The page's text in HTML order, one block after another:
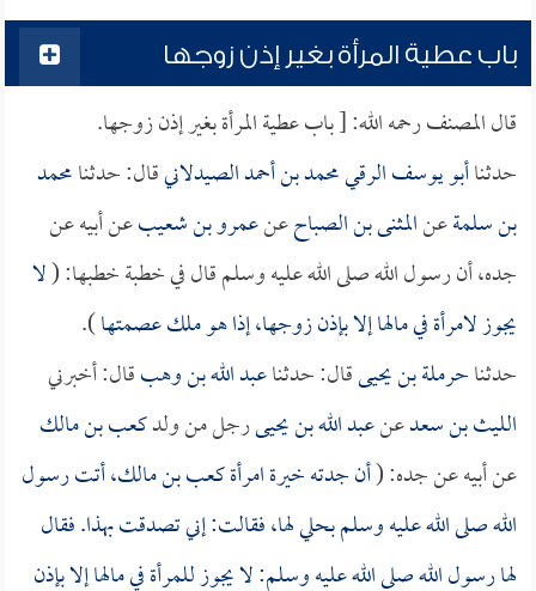
باب عطية المرأة بغير إذن زوجها
قال المصنف رحمه الله: [ باب عطية المرأة بغير إذن زوجها.
حدثناأبو يوسف الرقي محمد بن أحمد الصيدلانيقال: حدثنامحمد
بن سلمةعنالمثنى بن الصباحعنعمرو بن شعيبعن أبيه عن
جده، أن رسول الله صلى الله عليه وسلم قال في خطبة خطبها: (لا
يجوز لامرأة في مالها إلا بإذن زوجها، إذا هو ملك عصمتها).
حدثناحرملة بن يحيىقال: حدثناعبد الله بن وهبقال: أخبرني
الليث بن سعدعنعبد الله بن يحيىرجل من ولدكعب بن مالك
عن أبيه عن جده: (أن جدته خيرة امرأة كعب بن مالك، أتت رسول
الله صلى الله عليه وسلم بحلي لها، فقالت: إني تصدقت بهذا. فقال
لها رسول الله صلى الله عليه وسلم: لا يجوز للمرأة في مالها إلا بإذن